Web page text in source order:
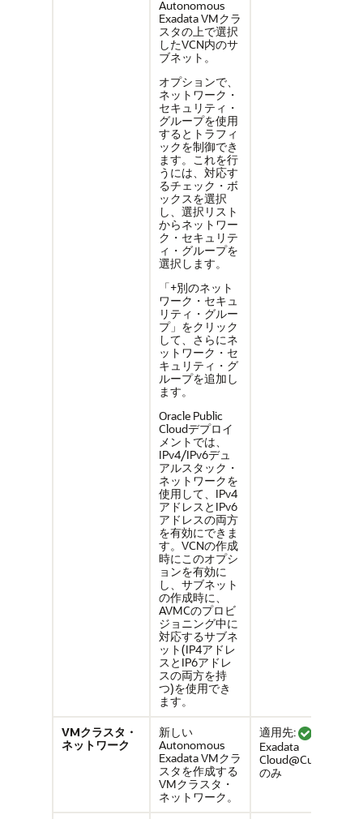
Autonomous
Exadata VMクラ
スタの上で選択
したVCN内のサ
ブネット。
オプションで、
ネットワーク・
セキュリティ・
グループを使用
するとトラフィ
ックを制御でき
ます。これを行
うには、対応す
るチェック・ボ
ックスを選択
し、選択リスト
からネットワー
ク・セキュリテ
ィ・グループを
選択します。
「+別のネット
ワーク・セキュ
リティ・グルー
プ」をクリック
して、さらにネ
ットワーク・セ
キュリティ・グ
ループを追加し
ます。
Oracle Public
Cloudデプロイ
メントでは、
IPv4/IPv6デュ
アルスタック・
ネットワークを
使用して、IPv4
アドレスとIPv6
アドレスの両方
を有効にできま
す。VCNの作成
時にこのオプシ
ョンを有効に
し、サブネット
の作成時に、
AVMCのプロビ
ジョニング中に
対応するサブネ
ット(IP4アドレ
スとIP6アドレ
スの両方を持
つ)を使用でき
ます。
VMクラスタ・
ネットワーク
新しい
Autonomous
Exadata VMクラ
スタを作成する
VMクラスタ・
ネットワーク。
適用先:
Exadata
Cloud@Customer
のみ